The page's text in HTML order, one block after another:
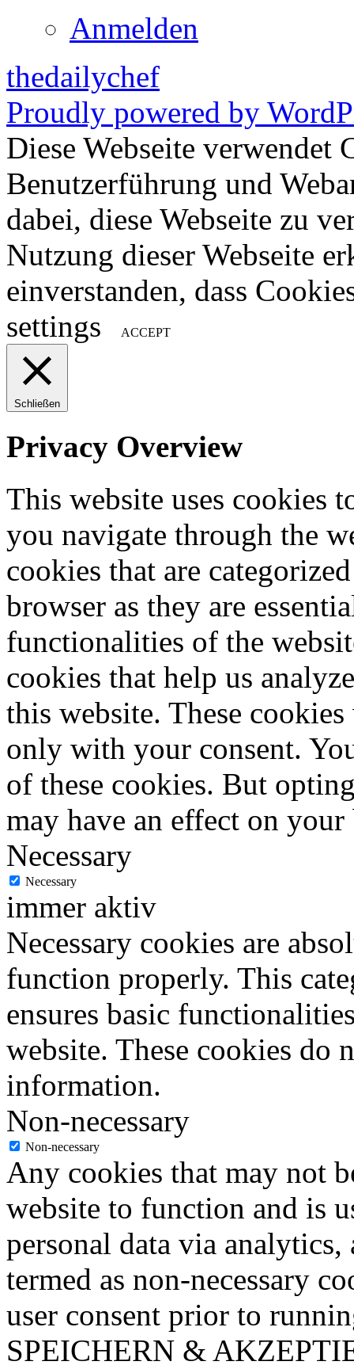
Anmelden
thedailychef
Proudly powered by
Diese Webseite verwendet
Benutzerführung und
dabei, diese Webseite zu
Nutzung dieser Webseite
einverstanden, dass
settings
ACCEPT
Schließen
Privacy Overview
This website uses cookies
you navigate through the
cookies that are
browser as they are
functionalities of the
cookies that help us
this website. These
only with your consent.
of these cookies. But
may have an effect on
Necessary
Necessary
immer aktiv
Necessary cookies are
function properly. This
ensures basic
website. These cookies do
information.
Non-necessary
Non-necessary
Any cookies that may not
website to function and is
personal data via analytics,
termed as non-necessary
user consent prior to
SPEICHERN &